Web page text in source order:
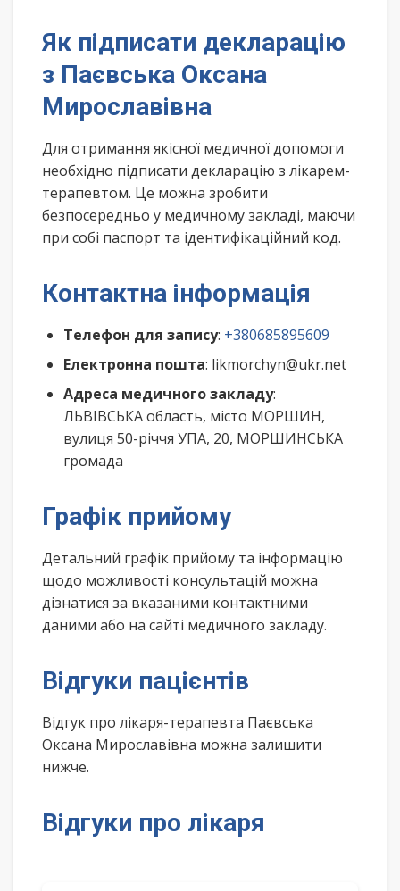
Як підписати декларацію
з Паєвська Оксана
Мирославівна
Для отримання якісної медичної допомоги
необхідно підписати декларацію з лікарем-
терапевтом. Це можна зробити
безпосередньо у медичному закладі, маючи
при собі паспорт та ідентифікаційний код.
Контактна інформація
Телефон для запису: +380685895609
Електронна пошта: likmorchyn@ukr.net
Адреса медичного закладу:
ЛЬВІВСЬКА область, місто МОРШИН,
вулиця 50-річчя УПА, 20, МОРШИНСЬКА
громада
Графік прийому
Детальний графік прийому та інформацію
щодо можливості консультацій можна
дізнатися за вказаними контактними
даними або на сайті медичного закладу.
Відгуки пацієнтів
Відгук про лікаря-терапевта Паєвська
Оксана Мирославівна можна залишити
нижче.
Відгуки про лікаря